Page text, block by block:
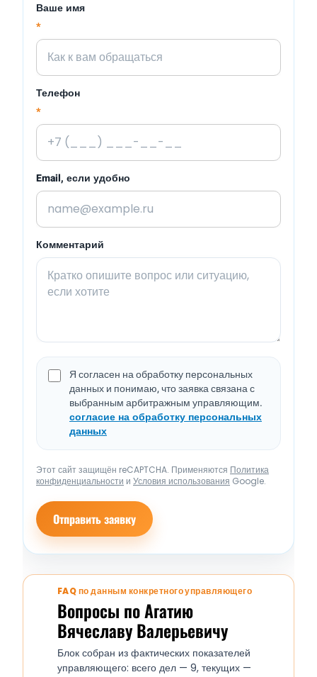
Ваше имя
*
Телефон
*
Email, если удобно
Комментарий
Я согласен на обработку персональных
данных и понимаю, что заявка связана с
выбранным арбитражным управляющим.
согласие на обработку персональных
данных
Этот сайт защищён reCAPTCHA. Применяются Политика
конфиденциальности и Условия использования Google.
Отправить заявку
FAQ по данным конкретного управляющего
Вопросы по Агатию
Вячеславу Валерьевичу
Блок собран из фактических показателей
управляющего: всего дел — 9, текущих —